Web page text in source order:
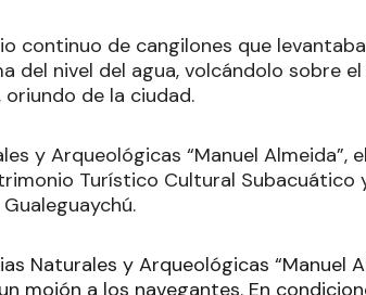
continuo de cangilones que
del nivel del agua, volcándolo sobre
de la ciudad.
y Arqueológicas “Manuel Almeida”,
Turístico Cultural Subacuático
Naturales y Arqueológicas “Manuel
mojón a los navegantes. En